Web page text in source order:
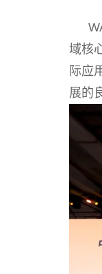
域核
际应
展的